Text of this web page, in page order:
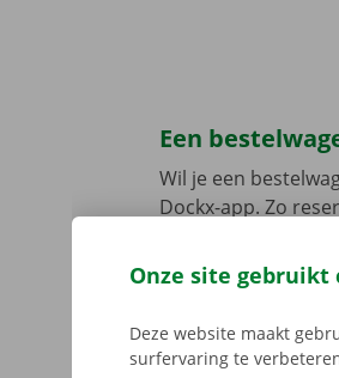
Een
Wil je een
Dockx-app. Zo
Service Shop. Bij
sleutel. Download
Onze site gebruikt
Deze website maakt
surfervaring te